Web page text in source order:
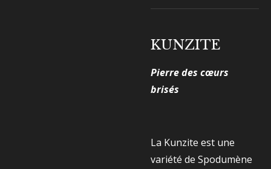
KUNZITE
Pierre des cœurs
brisés
La Kunzite est une
variété de Spodumène